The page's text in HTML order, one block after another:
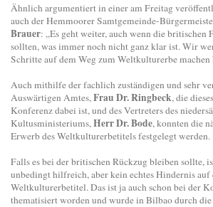
Ähnlich argumentiert in einer am Freitag
auch der Hemmoorer Samtgemeinde-
Brauer: „Es geht weiter, auch wenn die britischen
sollten, was immer noch nicht ganz klar ist. Wir
Schritte auf dem Weg zum Weltkulturerbe machen
Auch mithilfe der fachlich zuständigen und sehr
Auswärtigen Amtes,Frau Dr. Ringbeck, die
Konferenz dabei ist, und des Vertreters des
Kultusministeriums,Herr Dr. Bode, konnten die
Erwerb des Weltkulturerbetitels festgelegt werden.
Falls es bei der britischen Rückzug bleiben sollte,
unbedingt hilfreich, aber kein echtes Hindernis auf
Weltkulturerbetitel. Das ist ja auch schon bei der
thematisiert worden und wurde in Bilbao durch